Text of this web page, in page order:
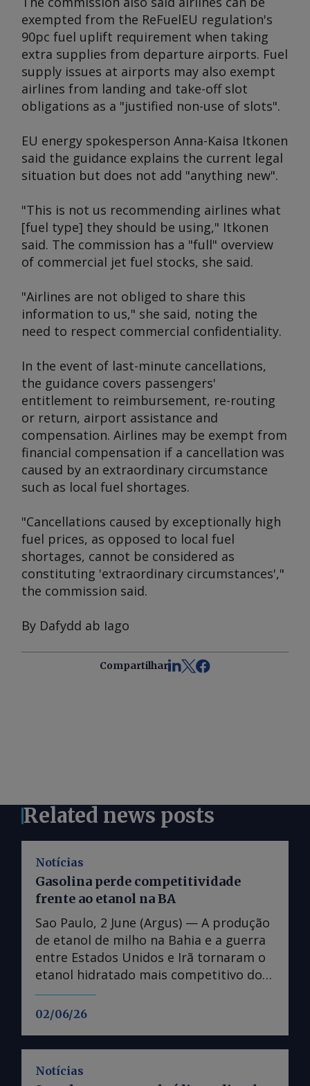
exempted from the ReFuelEU regulation's
90pc fuel uplift requirement when taking
extra supplies from departure airports. Fuel
supply issues at airports may also exempt
airlines from landing and take-off slot
obligations as a "justified non-use of slots".
EU energy spokesperson Anna-Kaisa Itkonen
said the guidance explains the current legal
situation but does not add "anything new".
"This is not us recommending airlines what
[fuel type] they should be using," Itkonen
said. The commission has a "full" overview
of commercial jet fuel stocks, she said.
"Airlines are not obliged to share this
information to us," she said, noting the
need to respect commercial confidentiality.
In the event of last-minute cancellations,
the guidance covers passengers'
entitlement to reimbursement, re-routing
or return, airport assistance and
compensation. Airlines may be exempt from
financial compensation if a cancellation was
caused by an extraordinary circumstance
such as local fuel shortages.
"Cancellations caused by exceptionally high
fuel prices, as opposed to local fuel
shortages, cannot be considered as
constituting 'extraordinary circumstances',"
the commission said.
By Dafydd ab Iago
Compartilhar
Related news posts
Notícias
02/06/26
Gasolina perde competitividade
frente ao etanol na BA
Sao Paulo, 2 June (Argus) — A produção
de etanol de milho na Bahia e a guerra
entre Estados Unidos e Irã tornaram o
etanol hidratado mais competitivo do
que a gasolina no estado, fazendo
distribuidoras reavaliarem operações. A
caiu abaixo dos 70pc na segunda
semana de maio, atingindo mínimas
Notícias